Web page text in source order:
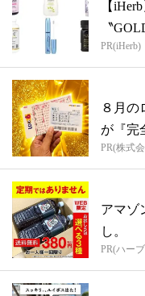
【
〝
PR(iHerb)
８月の
が『完
PR(株式
アマゾ
し。
PR(ハー